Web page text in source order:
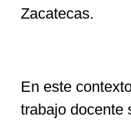
Zacatecas.
En este
trabajo docente